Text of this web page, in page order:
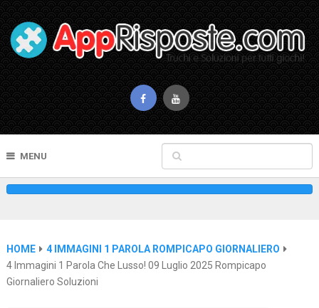
MENU
HOME
4 IMMAGINI 1 PAROLA ROMPICAPO GIORNALIERO
4 Immagini 1 Parola Che Lusso! 09 Luglio 2025 Rompicapo
Giornaliero Soluzioni